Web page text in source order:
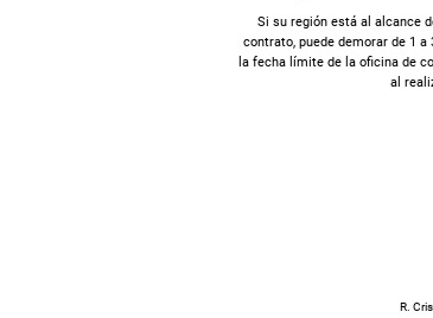
Si su región está al alcance
contrato, puede demorar de 1
la fecha límite de la oficina de
al
R.